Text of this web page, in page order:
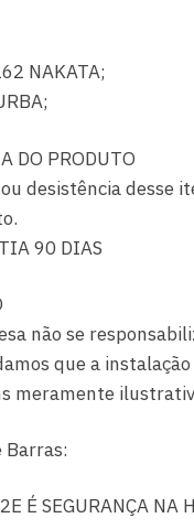
NAKATA;
DO PRODUTO
desistência desse
90 DIAS
não se
que a
meramente
Barras:
É SEGURANÇA NA